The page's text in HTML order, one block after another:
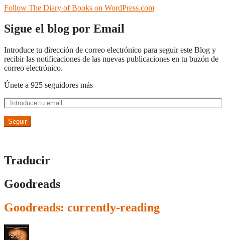
Follow The Diary of Books on WordPress.com
Sigue el blog por Email
Introduce tu dirección de correo electrónico para seguir este Blog y
recibir las notificaciones de las nuevas publicaciones en tu buzón de
correo electrónico.
Únete a 925 seguidores más
Seguir
Traducir
Goodreads
Goodreads: currently-reading